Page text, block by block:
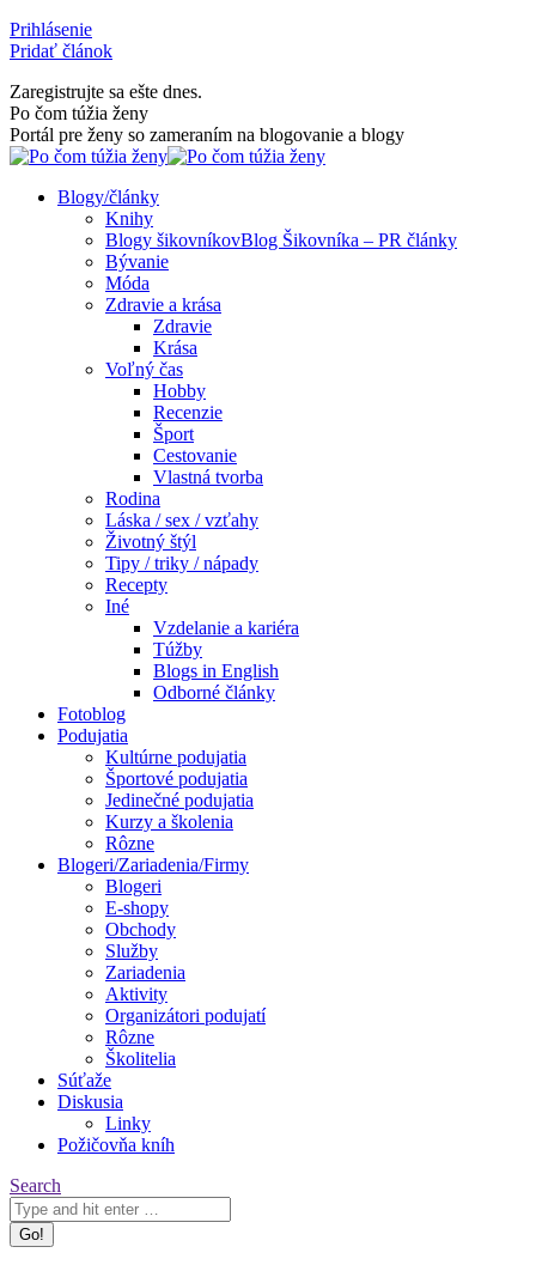
Skip
to
Prihlásenie
Pridať článok
Zaregistrujte sa ešte dnes.
Facebook
page
opens
new
Rss
page
opens
new
Po čom túžia ženy
Portál pre ženy so zameraním na blogovanie a blogy
Blogy/články
Knihy
Blogy šikovníkovBlog Šikovníka – PR články
Bývanie
Móda
Zdravie a krása
Zdravie
Krása
Voľný čas
Hobby
Recenzie
Šport
Cestovanie
Vlastná tvorba
Rodina
Láska / sex / vzťahy
Životný štýl
Tipy / triky / nápady
Recepty
Iné
Vzdelanie a kariéra
Túžby
Blogs in English
Odborné články
Fotoblog
Podujatia
Kultúrne podujatia
Športové podujatia
Jedinečné podujatia
Kurzy a školenia
Rôzne
Blogeri/Zariadenia/Firmy
Blogeri
E-shopy
Obchody
Služby
Zariadenia
Aktivity
Organizátori podujatí
Rôzne
Školitelia
Súťaže
Diskusia
Linky
Požičovňa kníh
Search:
Search